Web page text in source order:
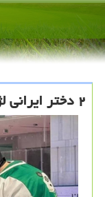
۲ دختر ایرانی لژیونر شدند